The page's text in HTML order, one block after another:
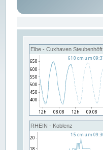
Elbe - Cuxhaven Steubenhöft
RHEIN - Koblenz